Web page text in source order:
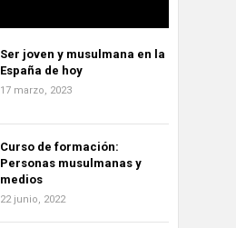
Ser joven y musulmana en la
España de hoy
17 marzo, 2023
Curso de formación:
Personas musulmanas y
medios
22 junio, 2022